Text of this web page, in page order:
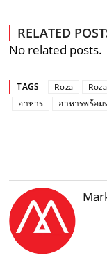
RELATED
No related posts.
TAGS Roza
อาหาร
อาหารพร้อม